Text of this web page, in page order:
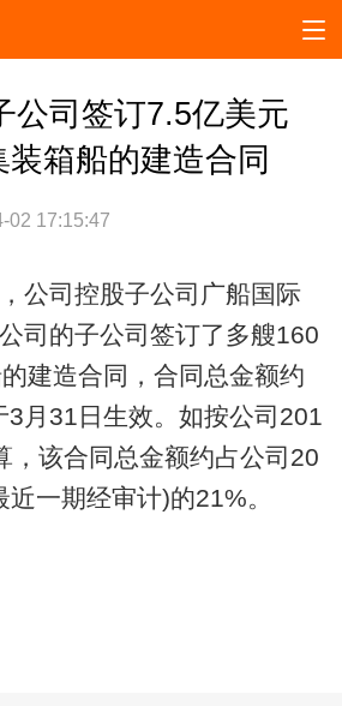
公司签订7.5亿美元
箱船的建造合同
02 17:15:47
公司控股子公司广船国际
司的子公司签订了多艘160
建造合同，合同总金额约
3月31日生效。如按公司201
，该合同总金额约占公司20
一期经审计)的21%。